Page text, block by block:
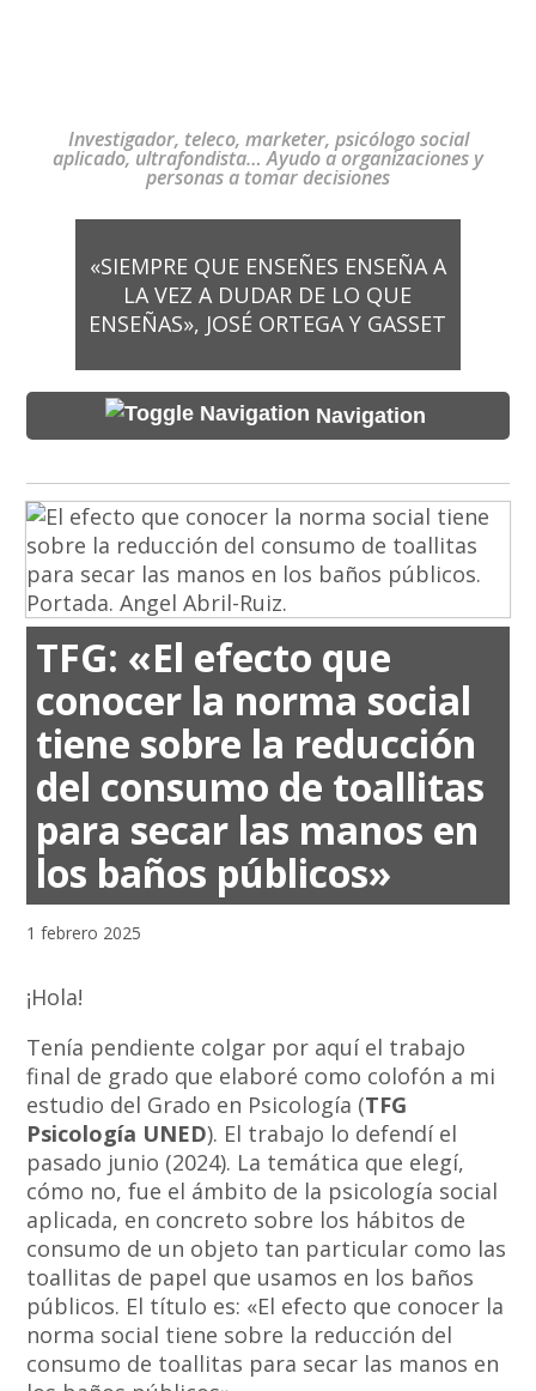
Investigador, teleco, marketer, psicólogo social
aplicado, ultrafondista… Ayudo a organizaciones y
personas a tomar decisiones
«SIEMPRE QUE ENSEÑES ENSEÑA A
LA VEZ A DUDAR DE LO QUE
ENSEÑAS», JOSÉ ORTEGA Y GASSET
Navigation
TFG: «El efecto que
conocer la norma social
tiene sobre la reducción
del consumo de toallitas
para secar las manos en
los baños públicos»
1 febrero 2025
¡Hola!
Tenía pendiente colgar por aquí el trabajo
final de grado que elaboré como colofón a mi
estudio del Grado en Psicología (TFG
Psicología UNED). El trabajo lo defendí el
pasado junio (2024). La temática que elegí,
cómo no, fue el ámbito de la psicología social
aplicada, en concreto sobre los hábitos de
consumo de un objeto tan particular como las
toallitas de papel que usamos en los baños
públicos. El título es: «El efecto que conocer la
norma social tiene sobre la reducción del
consumo de toallitas para secar las manos en